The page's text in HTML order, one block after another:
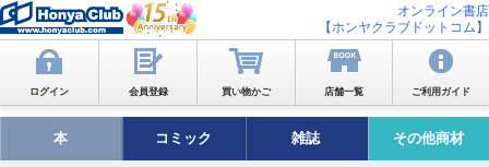
オンライン書店
【ホンヤクラブドットコム】
ログイン 会員登録 買い物かご 店舗一覧 ご利用ガイド
本 コミック 雑誌 その他商材